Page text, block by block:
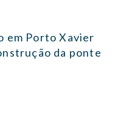
em Porto Xavier
da ponte